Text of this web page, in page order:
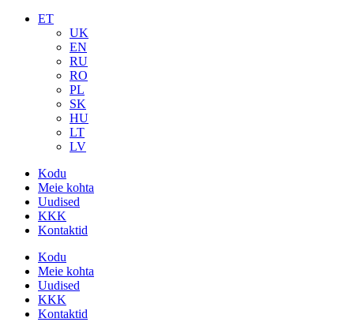
ET
UK
EN
RU
RO
PL
SK
HU
LT
LV
Kodu
Meie kohta
Uudised
KKK
Kontaktid
Kodu
Meie kohta
Uudised
KKK
Kontaktid